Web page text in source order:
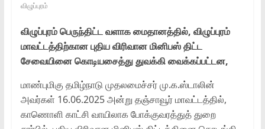
விழுப்புரம்
விழுப்புரம் பெருந்திட்ட வளாக மைதானத்தில், விழுப்புரம்
மாவட்டத்திற்கான புதிய விரிவான மினிபஸ் திட்ட
சேவையினை கொடியசைத்து துவக்கி வைக்கப்பட்டன,
மாண்புமிகு தமிழ்நாடு முதலமைச்சர் மு.க.ஸ்டாலின்
அவர்கள் 16.06.2025 அன்று தஞ்சாவூர் மாவட்டத்தில்,
காணொளி காட்சி வாயிலாக போக்குவரத்துத் துறை